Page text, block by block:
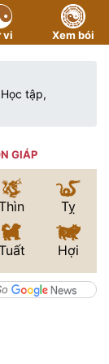
vi Xem bói
tập,
GIÁP
Tỵ
Hợi